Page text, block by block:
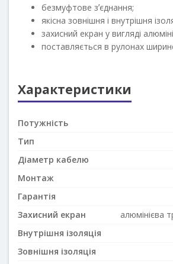
безмуфтове зʼєднання;
якісна зовнішня і внутрішня
захисний екран у вигляді
поставляється в рулонах
Характеристики
Потужність
Тип
Діаметр кабелю
Монтаж
Гарантія
Захисний екран
алюмінієва
Внутрішня ізоляція
Зовнішня ізоляція